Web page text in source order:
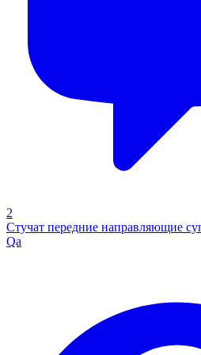
2
Стучат передние направляющие
Qa